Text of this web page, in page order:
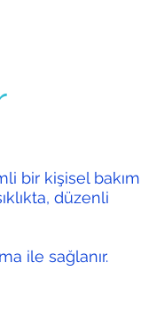
bir kişisel bakım
düzenli
ile sağlanır.